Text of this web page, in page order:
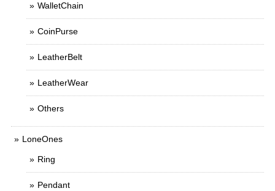
WalletChain
CoinPurse
LeatherBelt
LeatherWear
Others
LoneOnes
Ring
Pendant